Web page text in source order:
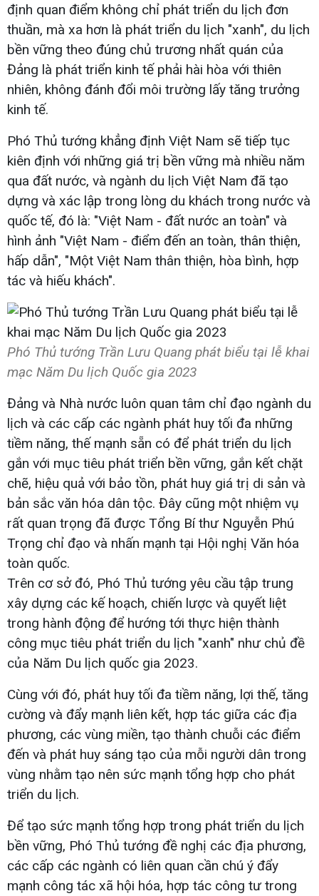
định quan điểm không chỉ phát triển du lịch đơn
thuần, mà xa hơn là phát triển du lịch "xanh", du lịch
bền vững theo đúng chủ trương nhất quán của
Đảng là phát triển kinh tế phải hài hòa với thiên
nhiên, không đánh đổi môi trường lấy tăng trưởng
kinh tế.
Phó Thủ tướng khẳng định Việt Nam sẽ tiếp tục
kiên định với những giá trị bền vững mà nhiều năm
qua đất nước, và ngành du lịch Việt Nam đã tạo
dựng và xác lập trong lòng du khách trong nước và
quốc tế, đó là: "Việt Nam - đất nước an toàn" và
hình ảnh "Việt Nam - điểm đến an toàn, thân thiện,
hấp dẫn", "Một Việt Nam thân thiện, hòa bình, hợp
tác và hiếu khách".
Phó Thủ tướng Trần Lưu Quang phát biểu tại lễ khai
mạc Năm Du lịch Quốc gia 2023
Đảng và Nhà nước luôn quan tâm chỉ đạo ngành du
lịch và các cấp các ngành phát huy tối đa những
tiềm năng, thế mạnh sẵn có để phát triển du lịch
gắn với mục tiêu phát triển bền vững, gắn kết chặt
chẽ, hiệu quả với bảo tồn, phát huy giá trị di sản và
bản sắc văn hóa dân tộc. Đây cũng một nhiệm vụ
rất quan trọng đã được Tổng Bí thư Nguyễn Phú
Trọng chỉ đạo và nhấn mạnh tại Hội nghị Văn hóa
toàn quốc.
Trên cơ sở đó, Phó Thủ tướng yêu cầu tập trung
xây dựng các kế hoạch, chiến lược và quyết liệt
trong hành động để hướng tới thực hiện thành
công mục tiêu phát triển du lịch "xanh" như chủ đề
của Năm Du lịch quốc gia 2023.
Cùng với đó, phát huy tối đa tiềm năng, lợi thế, tăng
cường và đẩy mạnh liên kết, hợp tác giữa các địa
phương, các vùng miền, tạo thành chuỗi các điểm
đến và phát huy sáng tạo của mỗi người dân trong
vùng nhằm tạo nên sức mạnh tổng hợp cho phát
triển du lịch.
Để tạo sức mạnh tổng hợp trong phát triển du lịch
bền vững, Phó Thủ tướng đề nghị các địa phương,
các cấp các ngành có liên quan cần chú ý đẩy
mạnh công tác xã hội hóa, hợp tác công tư trong